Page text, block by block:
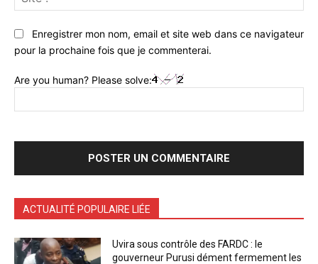
:
Enregistrer mon nom, email et site web dans ce navigateur
pour la prochaine fois que je commenterai.
Are you human? Please solve:
ACTUALITÉ POPULAIRE LIÉE
Uvira sous contrôle des FARDC : le
gouverneur Purusi dément fermement les